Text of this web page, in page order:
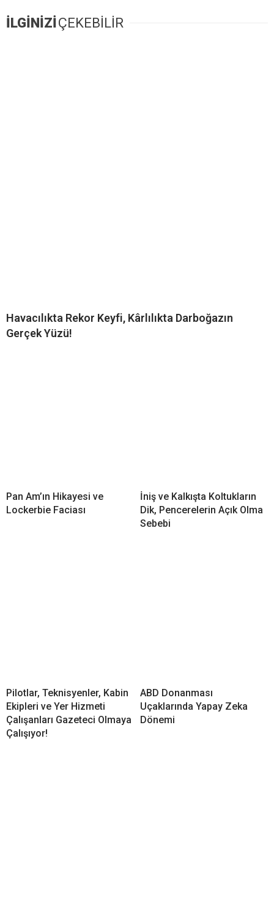
İLGİNİZİÇEKEBİLİR
Havacılıkta Rekor Keyfi, Kârlılıkta Darboğazın
Gerçek Yüzü!
Pan Am’ın Hikayesi ve
Lockerbie Faciası
İniş ve Kalkışta Koltukların
Dik, Pencerelerin Açık Olma
Sebebi
Pilotlar, Teknisyenler, Kabin
Ekipleri ve Yer Hizmeti
Çalışanları Gazeteci Olmaya
Çalışıyor!
ABD Donanması
Uçaklarında Yapay Zeka
Dönemi